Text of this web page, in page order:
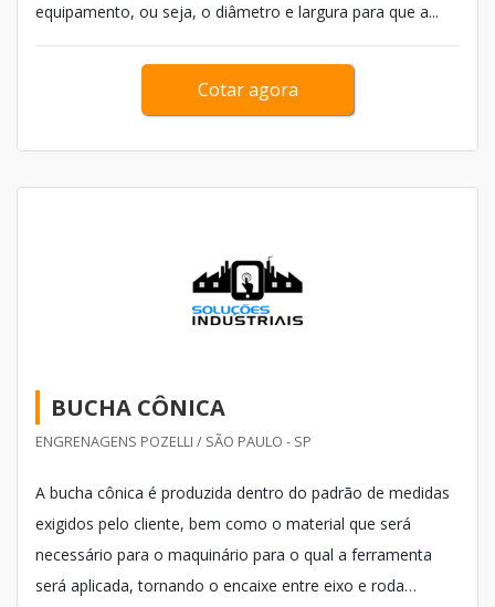
equipamento, ou seja, o diâmetro e largura para que a...
Cotar agora
BUCHA CÔNICA
ENGRENAGENS POZELLI / SÃO PAULO - SP
A bucha cônica é produzida dentro do padrão de medidas
exigidos pelo cliente, bem como o material que será
necessário para o maquinário para o qual a ferramenta
será aplicada, tornando o encaixe entre eixo e roda